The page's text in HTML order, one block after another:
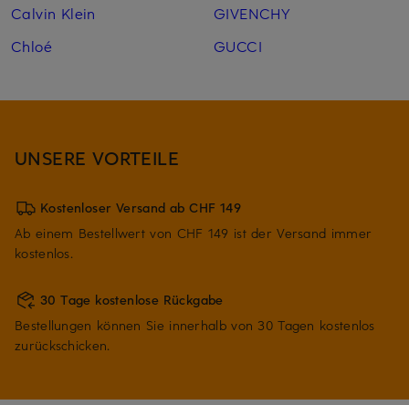
Calvin Klein
Chloé
GIVENCHY
GUCCI
UNSERE VORTEILE
Kostenloser Versand ab CHF 149
Ab einem Bestellwert von CHF 149 ist der Versand immer
kostenlos.
30 Tage kostenlose Rückgabe
Bestellungen können Sie innerhalb von 30 Tagen kostenlos
zurückschicken.